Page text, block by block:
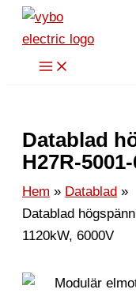
Hoppa
innehåll
Datablad
H27R-
Hem
Datablad
Datablad
1120kW, 6000V